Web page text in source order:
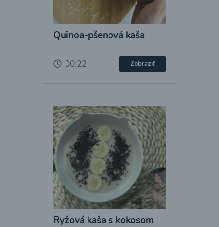
Quinoa-pšenová kaša
00:22 Zobraziť
Ryžová kaša s kokosom